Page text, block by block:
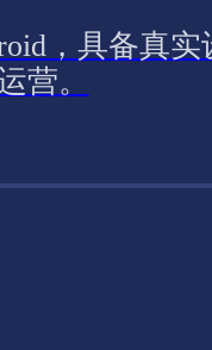
，具备真
营。